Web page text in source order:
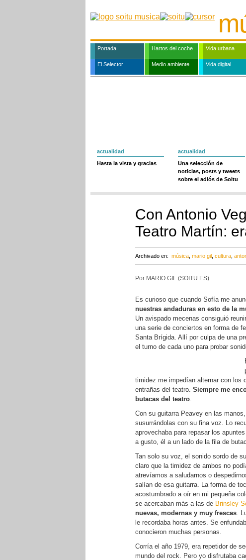
Portada Hartos del coche Vida urbana
El Selector Medio ambiente Vida digital
actualidad
Hasta la vista y gracias
actualidad
Una selección de
noticias, posts y tweets
sobre el adiós de Soitu
Con Antonio
Teatro Martín:
Archivado en: música mario gil cultura
Por MARIO GIL (SOITU.ES)
Es curioso que cuando Sofía me
nuestras andaduras en esto de la
Un avispado mecenas consiguió
una serie de conciertos en forma de
Santa Brígida. Allí por culpa de una
el turno de cada uno para probar
timidez me impedían alternar con los
entrañas del teatro. Siempre me
butacas del teatro.
Con su guitarra Peavey en las
susurrándolas con su fina voz. Lo
aprovechaba para repasar los
a gusto, él a un lado de la fila de
Tan solo su voz, el sonido sordo de
claro que la timidez de ambos no
atrevíamos a saludarnos o
salían de esa guitarra. La forma de
acostumbrado a oír en mi pequeña
se acercaban más a las de Brinsley
nuevas, modernas y muy frescas.
le recordaba horas antes. Se
conocieron muchas personas.
Corría el año 1979, era repetidor de
mundo del rock. Pero yo disfrutaba